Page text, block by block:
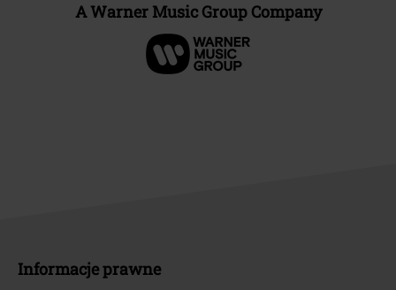
A Warner Music Group Company
Informacje prawne